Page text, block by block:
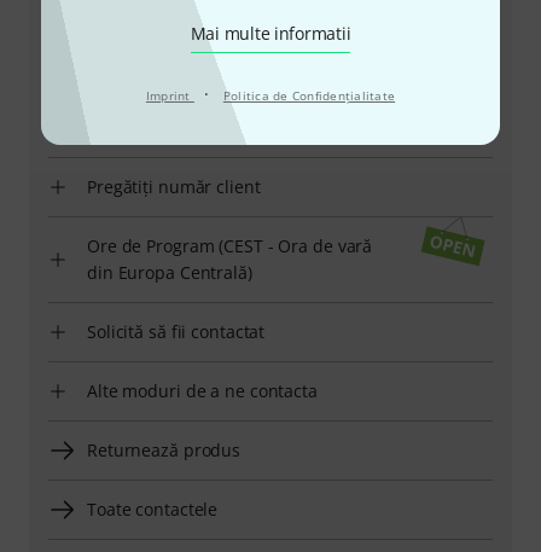
Mai multe informatii
Imprint · Politica de Confidenţialitate
+49-9546-9223-530
Personalul nostru de la service e aici pentru a vă ajuta
Pregătiți număr client
Ore de Program (CEST - Ora de vară
din Europa Centrală)
Solicită să fii contactat
Alte moduri de a ne contacta
Returnează produs
Toate contactele